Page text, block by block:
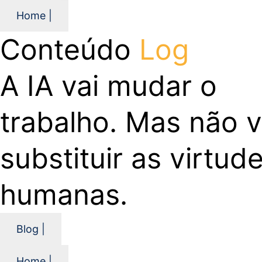
Home |
Conteúdo Log
A IA vai mudar o
trabalho. Mas não
substituir as
humanas.
Blog |